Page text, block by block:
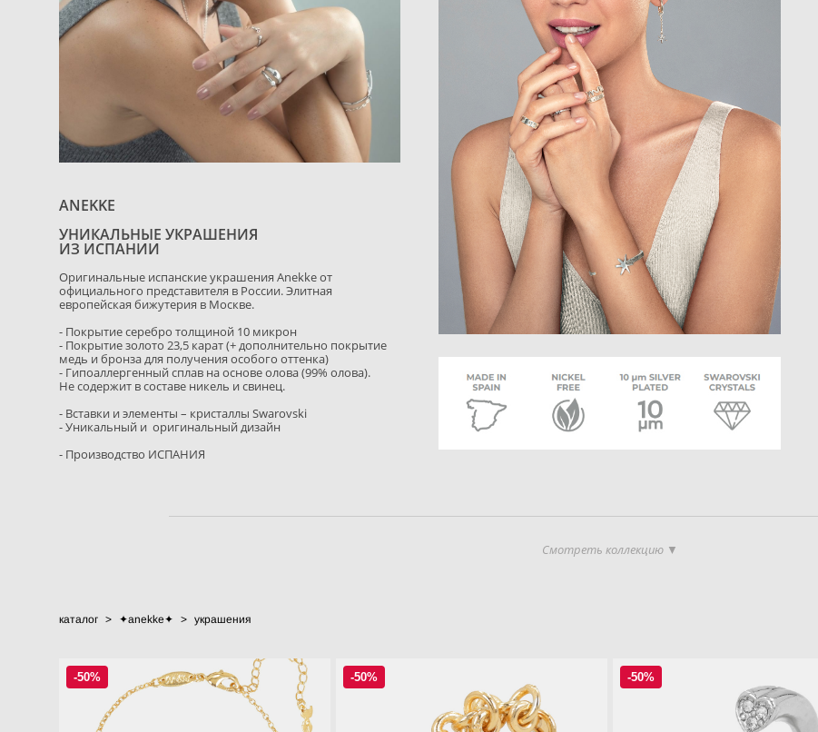
ANEKKE
УНИКАЛЬНЫЕ УКРАШЕНИЯ
ИЗ ИСПАНИИ
Оригинальные испанские украшения Anekke от
официального представителя в России. Элитная
европейская бижутерия в Москве.
- Покрытие серебро толщиной 10 микрон
- Покрытие золото 23,5 карат (+ дополнительно покрытие
медь и бронза для получения особого оттенка)
- Гипоаллергенный сплав на основе олова (99% олова).
Не содержит в составе никель и свинец.
- Вставки и элементы – кристаллы Swarovski
- Уникальный и оригинальный дизайн
- Производство ИСПАНИЯ
Смотреть коллекцию ▼
каталог > ✦anekke✦ > украшения
-50% -50% -50%